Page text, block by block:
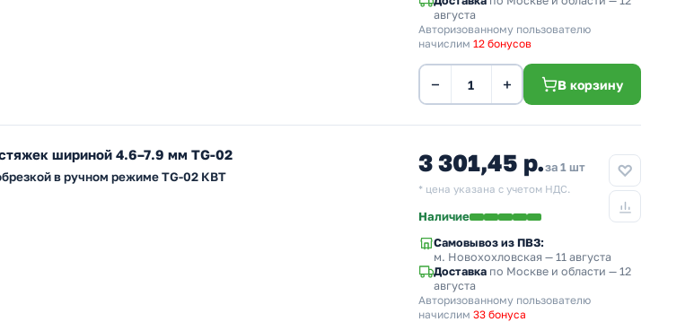
августа
Авторизованному пользователю
начислим 12 бонусов
− + В корзину
шириной 4.6–7.9 мм TG-02
в ручном режиме TG-02 КВТ
3 301,45 р.за 1 шт
* цена указана с учетом НДС.
Наличие
Самовывоз из ПВЗ:
м. Новохохловская — 11 августа
Доставка по Москве и области — 12
августа
Авторизованному пользователю
начислим 33 бонуса